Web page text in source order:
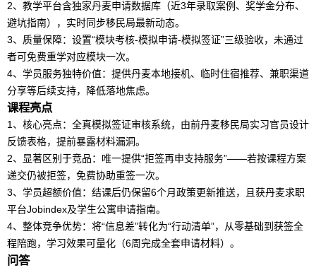
2、教学平台含独家丹麦申请数据库 （近3年录取案例、奖学金分布、
避坑指南），实时同步移民局最新动态。
3、质量保障：设置“模块考核-模拟申请-模拟签证”三级验收，未通过
者可免费重学对应模块一次。
4、学员服务独特价值：提供丹麦本地接机、临时住宿推荐、兼职渠道
分享等后续支持，降低落地焦虑。
课程亮点
1、核心亮点：全真模拟签证审核系统，由前丹麦移民局实习官员设计
反馈表格，提前暴露材料漏洞。
2、显著区别于竞品：唯一提供“拒签再申支持服务”——若按课程方案
递交仍被拒签，免费协助重签一次。
3、学员超额价值：结课后仍保留6个月政策更新推送，且获丹麦求职
平台Jobindex及学生公寓申请指南。
4、整体竞争优势：将“信息差”转化为“行动清单”，从零基础到获签全
程陪跑，学习效果可量化（6周完成全套申请材料）。
问答